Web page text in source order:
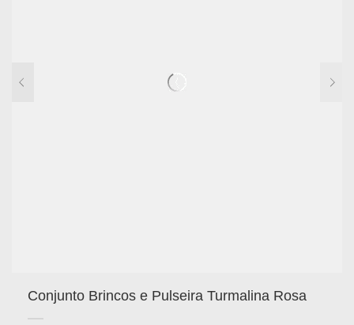
Conjunto Brincos e Pulseira Turmalina Rosa